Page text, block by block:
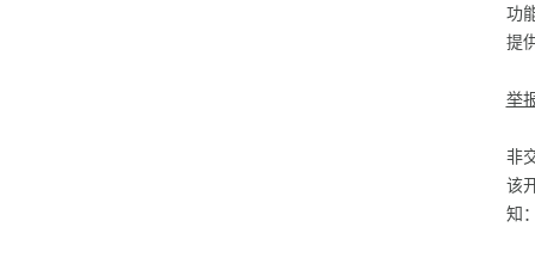
功
提
举
非
该
知